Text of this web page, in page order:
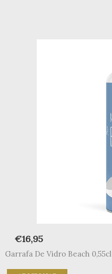
€16,95
Garrafa De Vidro Beach 0,55cl